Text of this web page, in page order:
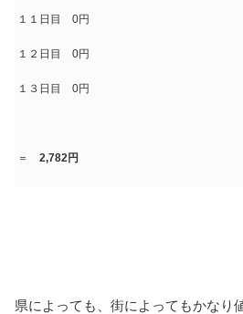
１１日目 0円
１２日目 0円
１３日目 0円
＝ 2,782円
県によっても、街によってもかなり